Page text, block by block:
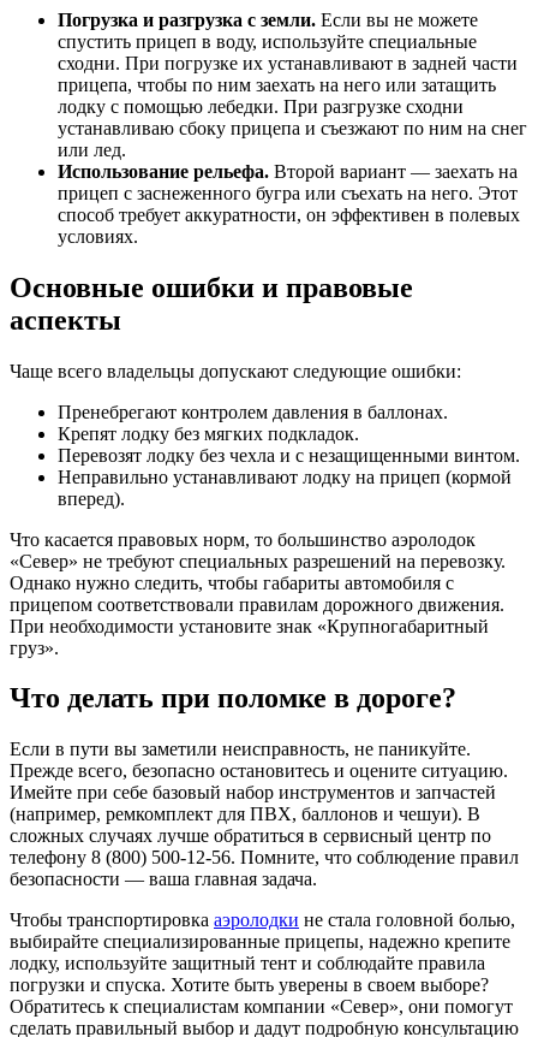
Погрузка и разгрузка с земли. Если вы не можете
спустить прицеп в воду, используйте специальные
сходни. При погрузке их устанавливают в задней части
прицепа, чтобы по ним заехать на него или затащить
лодку с помощью лебедки. При разгрузке сходни
устанавливаю сбоку прицепа и съезжают по ним на снег
или лед.
Использование рельефа. Второй вариант — заехать на
прицеп с заснеженного бугра или съехать на него. Этот
способ требует аккуратности, он эффективен в полевых
условиях.
Основные ошибки и правовые
аспекты
Чаще всего владельцы допускают следующие ошибки:
Пренебрегают контролем давления в баллонах.
Крепят лодку без мягких подкладок.
Перевозят лодку без чехла и с незащищенными винтом.
Неправильно устанавливают лодку на прицеп (кормой
вперед).
Что касается правовых норм, то большинство аэролодок
«Север» не требуют специальных разрешений на перевозку.
Однако нужно следить, чтобы габариты автомобиля с
прицепом соответствовали правилам дорожного движения.
При необходимости установите знак «Крупногабаритный
груз».
Что делать при поломке в дороге?
Если в пути вы заметили неисправность, не паникуйте.
Прежде всего, безопасно остановитесь и оцените ситуацию.
Имейте при себе базовый набор инструментов и запчастей
(например, ремкомплект для ПВХ, баллонов и чешуи). В
сложных случаях лучше обратиться в сервисный центр по
телефону 8 (800) 500-12-56. Помните, что соблюдение правил
безопасности — ваша главная задача.
Чтобы транспортировка аэролодки не стала головной болью,
выбирайте специализированные прицепы, надежно крепите
лодку, используйте защитный тент и соблюдайте правила
погрузки и спуска. Хотите быть уверены в своем выборе?
Обратитесь к специалистам компании «Север», они помогут
сделать правильный выбор и дадут подробную консультацию